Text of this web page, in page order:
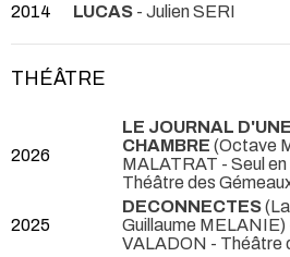
2014
LUCAS - Julien SERI
THÉÂTRE
2026
LE JOURNAL
CHAMBRE (Octave
MALATRAT - Seul
Théâtre des
2025
DECONNECTES
Guillaume MELANIE)
VALADON - Théâtre